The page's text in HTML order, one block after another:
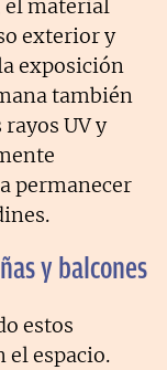
el material
exterior y
exposición
también
UV y
permanecer
y balcones
estos
el espacio.